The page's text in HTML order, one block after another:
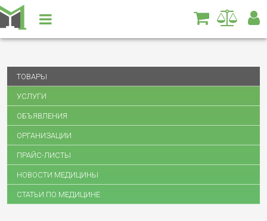
ТОВАРЫ
УСЛУГИ
ОБЪЯВЛЕНИЯ
ОРГАНИЗАЦИИ
ПРАЙС-ЛИСТЫ
НОВОСТИ МЕДИЦИНЫ
СТАТЬИ ПО МЕДИЦИНЕ